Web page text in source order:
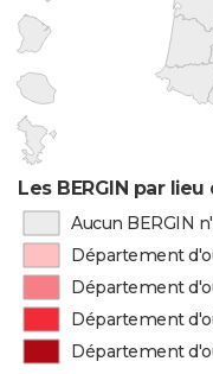
Les BERGIN par
Aucun BERGIN
Département
Département
Département
Département